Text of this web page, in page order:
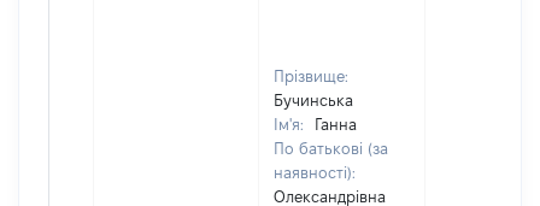
Прізвище:
Бучинська
Ім'я:
Ганна
По батькові (за
наявності):
Олександрівна